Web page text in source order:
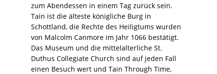
zum Abendessen in einem Tag zurück sein.
Tain ist die älteste königliche Burg in
Schottland, die Rechte des Heiligtums wurden
von Malcolm Canmore im Jahr 1066 bestätigt.
Das Museum und die mittelalterliche St.
Duthus Collegiate Church sind auf jeden Fall
einen Besuch wert und Tain Through Time,